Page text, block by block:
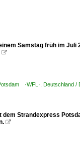
Samstag früh im

·WFL· Deutschland
Strandexpress
